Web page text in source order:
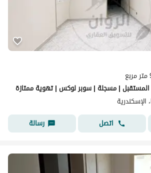
الإسكندرية
اتصل رسالة